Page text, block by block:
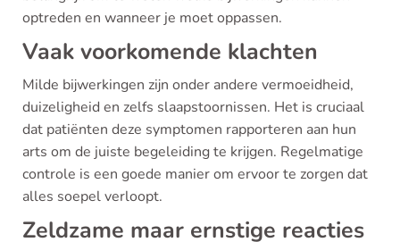
optreden en wanneer je moet oppassen.
Vaak voorkomende klachten
Milde bijwerkingen zijn onder andere vermoeidheid,
duizeligheid en zelfs slaapstoornissen. Het is cruciaal
dat patiënten deze symptomen rapporteren aan hun
arts om de juiste begeleiding te krijgen. Regelmatige
controle is een goede manier om ervoor te zorgen dat
alles soepel verloopt.
Zeldzame maar ernstige reacties